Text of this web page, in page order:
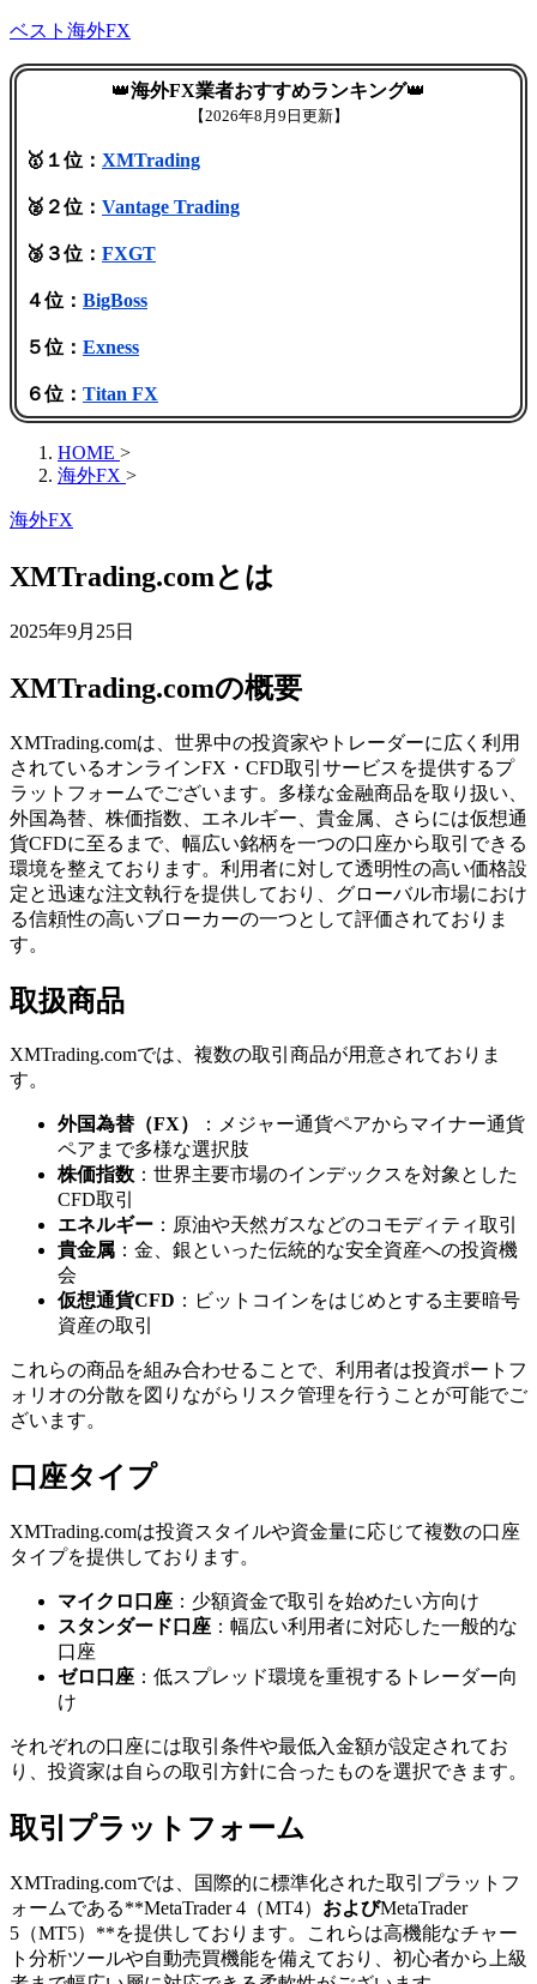
ベスト海外FX
👑海外FX業者おすすめランキング👑
【2026年8月9日更新】
🥇１位： XMTrading
🥈２位： Vantage Trading
🥉３位： FXGT
４位： BigBoss
５位： Exness
６位： Titan FX
HOME >
海外FX >
海外FX
XMTrading.comとは
2025年9月25日
XMTrading.comの概要
XMTrading.comは、世界中の投資家やトレーダーに広く利用
されているオンラインFX・CFD取引サービスを提供するプ
ラットフォームでございます。多様な金融商品を取り扱い、
外国為替、株価指数、エネルギー、貴金属、さらには仮想通
貨CFDに至るまで、幅広い銘柄を一つの口座から取引できる
環境を整えております。利用者に対して透明性の高い価格設
定と迅速な注文執行を提供しており、グローバル市場におけ
る信頼性の高いブローカーの一つとして評価されておりま
す。
取扱商品
XMTrading.comでは、複数の取引商品が用意されておりま
す。
外国為替（FX）
：メジャー通貨ペアからマイナー通貨
ペアまで多様な選択肢
株価指数 ：世界主要市場のインデックスを対象とした
CFD取引
エネルギー ：原油や天然ガスなどのコモディティ取引
貴金属 ：金、銀といった伝統的な安全資産への投資機
会
仮想通貨CFD ：ビットコインをはじめとする主要暗号
資産の取引
これらの商品を組み合わせることで、利用者は投資ポートフ
ォリオの分散を図りながらリスク管理を行うことが可能でご
ざいます。
口座タイプ
XMTrading.comは投資スタイルや資金量に応じて複数の口座
タイプを提供しております。
マイクロ口座 ：少額資金で取引を始めたい方向け
スタンダード口座 ：幅広い利用者に対応した一般的な
口座
ゼロ口座 ：低スプレッド環境を重視するトレーダー向
け
それぞれの口座には取引条件や最低入金額が設定されてお
り、投資家は自らの取引方針に合ったものを選択できます。
取引プラットフォーム
XMTrading.comでは、国際的に標準化された取引プラットフ
ォームである**MetaTrader 4（MT4） およびMetaTrader
5（MT5）**を提供しております。これらは高機能なチャー
ト分析ツールや自動売買機能を備えており、初心者から上級